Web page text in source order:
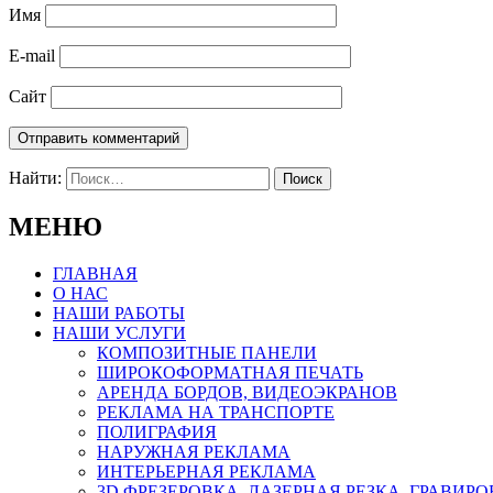
Имя
E-mail
Сайт
Найти:
МЕНЮ
ГЛАВНАЯ
О НАС
НАШИ РАБОТЫ
НАШИ УСЛУГИ
КОМПОЗИТНЫЕ ПАНЕЛИ
ШИРОКОФОРМАТНАЯ ПЕЧАТЬ
АРЕНДА БОРДОВ, ВИДЕОЭКРАНОВ
РЕКЛАМА НА ТРАНСПОРТЕ
ПОЛИГРАФИЯ
НАРУЖНАЯ РЕКЛАМА
ИНТЕРЬЕРНАЯ РЕКЛАМА